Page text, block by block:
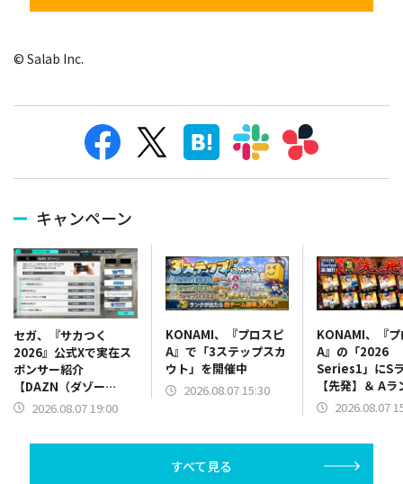
© Salab Inc.
キャンペーン
セガ、『サカつく
2026』公式Xで実在ス
ポンサー紹介
【DAZN（ダゾー
ン）】篇をポスト
2026.08.07 19:00
KONAMI、『プロスピ
A』で「3ステップスカ
ウト」を開催中
2026.08.07 15:30
KONAMI、『
A』の「2026
Series1」にS
【先発】＆ Aラ
【野手】新登
塁手)、持丸泰
2026.08.07
すべて見る